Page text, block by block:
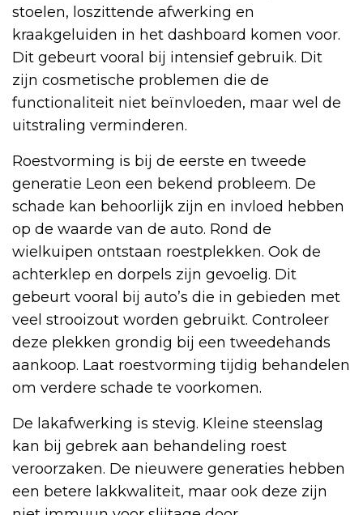
stoelen, loszittende afwerking en
kraakgeluiden in het dashboard komen voor.
Dit gebeurt vooral bij intensief gebruik. Dit
zijn cosmetische problemen die de
functionaliteit niet beïnvloeden, maar wel de
uitstraling verminderen.
Roestvorming is bij de eerste en tweede
generatie Leon een bekend probleem. De
schade kan behoorlijk zijn en invloed hebben
op de waarde van de auto. Rond de
wielkuipen ontstaan roestplekken. Ook de
achterklep en dorpels zijn gevoelig. Dit
gebeurt vooral bij auto’s die in gebieden met
veel strooizout worden gebruikt. Controleer
deze plekken grondig bij een tweedehands
aankoop. Laat roestvorming tijdig behandelen
om verdere schade te voorkomen.
De lakafwerking is stevig. Kleine steenslag
kan bij gebrek aan behandeling roest
veroorzaken. De nieuwere generaties hebben
een betere lakkwaliteit, maar ook deze zijn